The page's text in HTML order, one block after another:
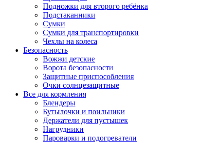
Подножки для второго ребёнка
Подстаканники
Сумки
Сумки для транспортировки
Чехлы на колеса
Безопасность
Вожжи детские
Ворота безопасности
Защитные приспособления
Очки солнцезащитные
Все для кормления
Блендеры
Бутылочки и поильники
Держатели для пустышек
Нагрудники
Пароварки и подогреватели